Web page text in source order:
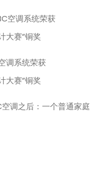
空调系统荣获
大赛”铜奖
调系统荣获
大赛”铜奖
调之后：一个普通家庭